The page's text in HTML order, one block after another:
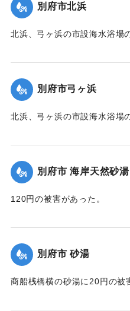
｜固有コード: 00401011
別府市北浜
北浜、弓ヶ浜の市設海水浴場
｜固有コード:
別府市弓ヶ浜
北浜、弓ヶ浜の市設海水浴場
た。
【出典：豊州新報 1935年8月
｜固有コード:00401013
別府市 海岸天然砂湯
120円の被害があった。
｜固有コード:
別府市 砂湯
商船桟橋横の砂湯に20円の被